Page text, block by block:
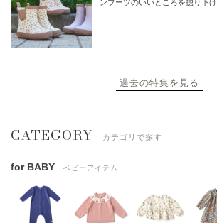
ンブーツのいいところを掘り下げ
過去の特集を見る
CATEGORY カテゴリで探す
for BABY ベビーアイテム